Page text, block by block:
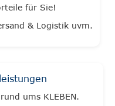
für Sie!
& Logistik uvm.
ums KLEBEN.